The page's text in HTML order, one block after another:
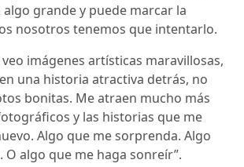
grande y puede marcar la
nosotros tenemos que intentarlo.
veo imágenes artísticas maravillosas,
una historia atractiva detrás, no
bonitas. Me atraen mucho más
y las historias que me
Algo que me sorprenda. Algo
O algo que me haga sonreír”.